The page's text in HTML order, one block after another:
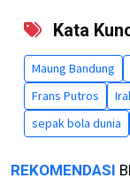
Kata
Maung Bandung
Frans Putros
sepak bola dunia
REKOMENDASI